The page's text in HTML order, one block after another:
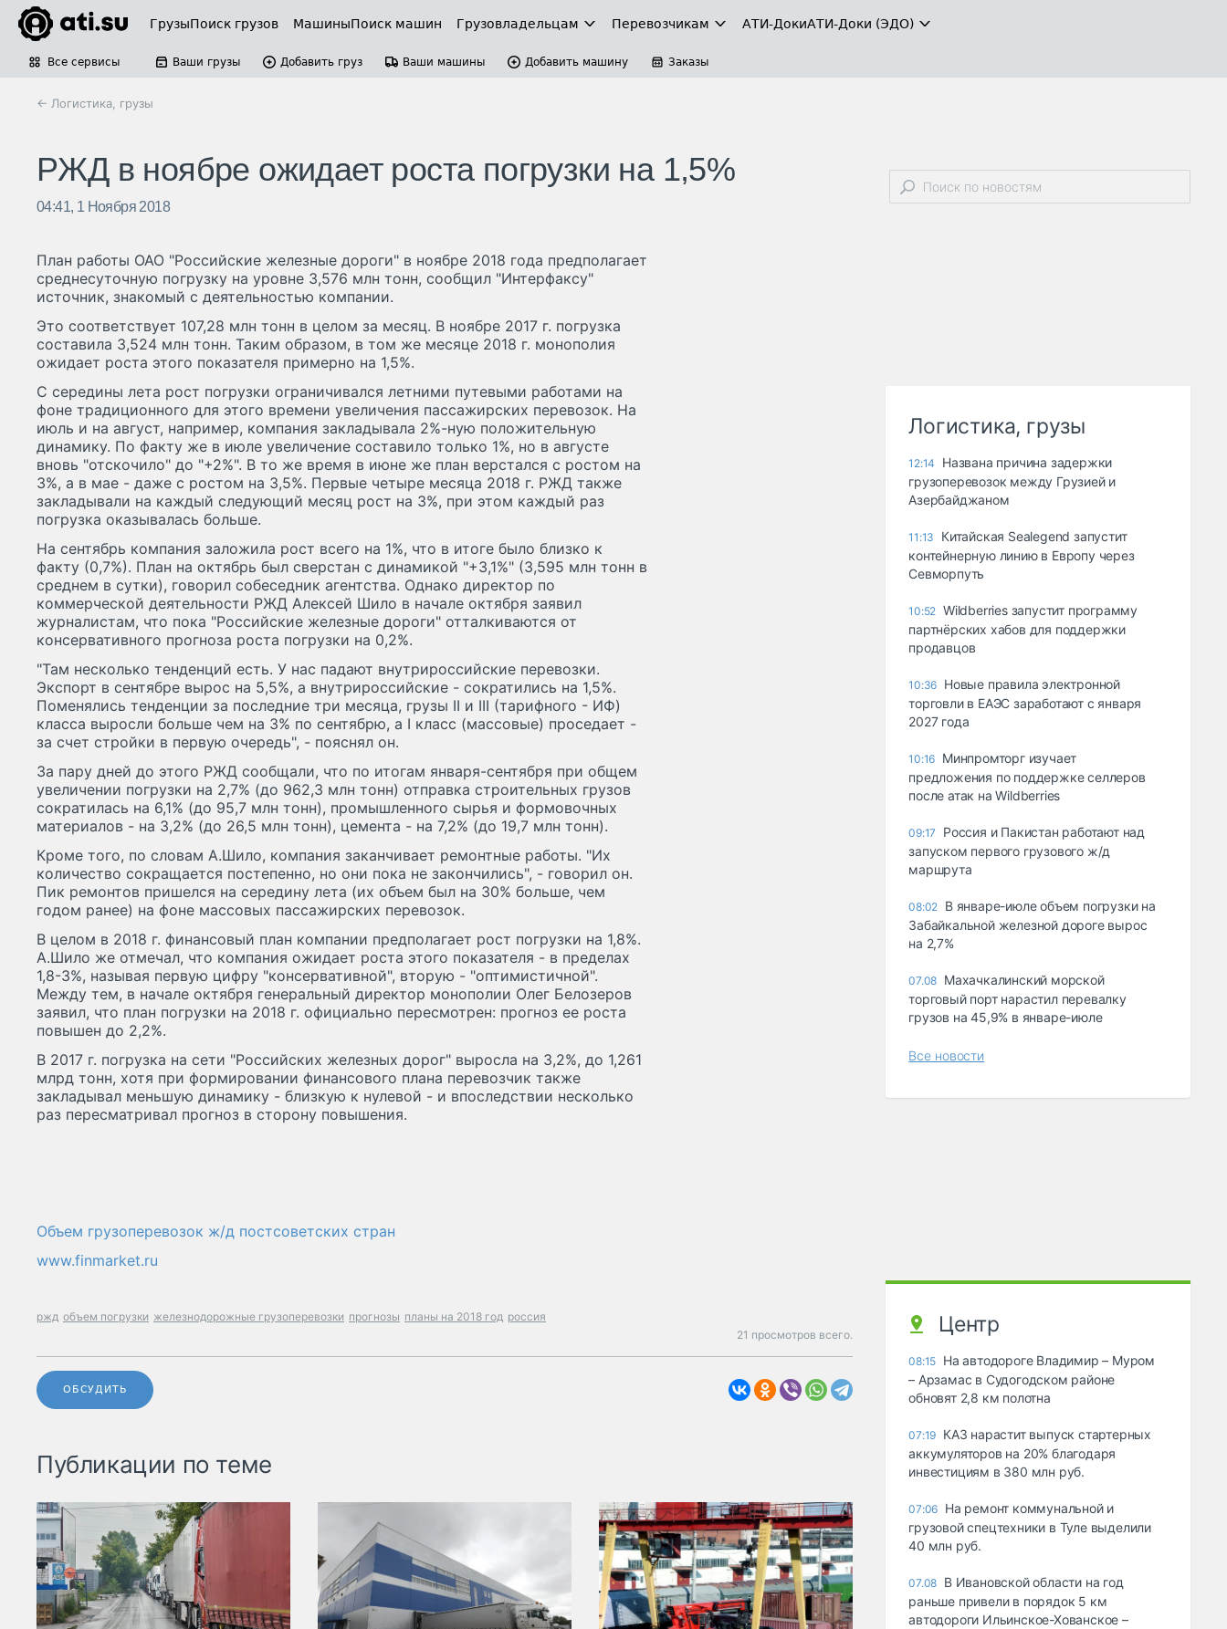
ГрузыПоиск грузов МашиныПоиск машин Грузовладельцам Перевозчикам АТИ-ДокиАТИ-Доки (ЭДО)
Все сервисы Ваши грузы Добавить груз Ваши машины Добавить машину Заказы
← Логистика, грузы
РЖД в ноябре ожидает роста погрузки на 1,5%
04:41, 1 Ноября 2018
План работы ОАО "Российские железные дороги" в ноябре 2018 года предполагает
среднесуточную погрузку на уровне 3,576 млн тонн, сообщил "Интерфаксу"
источник, знакомый с деятельностью компании.
Это соответствует 107,28 млн тонн в целом за месяц. В ноябре 2017 г. погрузка
составила 3,524 млн тонн. Таким образом, в том же месяце 2018 г. монополия
ожидает роста этого показателя примерно на 1,5%.
С середины лета рост погрузки ограничивался летними путевыми работами на
фоне традиционного для этого времени увеличения пассажирских перевозок. На
июль и на август, например, компания закладывала 2%-ную положительную
динамику. По факту же в июле увеличение составило только 1%, но в августе
вновь "отскочило" до "+2%". В то же время в июне же план верстался с ростом на
3%, а в мае - даже с ростом на 3,5%. Первые четыре месяца 2018 г. РЖД также
закладывали на каждый следующий месяц рост на 3%, при этом каждый раз
погрузка оказывалась больше.
На сентябрь компания заложила рост всего на 1%, что в итоге было близко к
факту (0,7%). План на октябрь был сверстан с динамикой "+3,1%" (3,595 млн тонн в
среднем в сутки), говорил собеседник агентства. Однако директор по
коммерческой деятельности РЖД Алексей Шило в начале октября заявил
журналистам, что пока "Российские железные дороги" отталкиваются от
консервативного прогноза роста погрузки на 0,2%.
"Там несколько тенденций есть. У нас падают внутрироссийские перевозки.
Экспорт в сентябре вырос на 5,5%, а внутрироссийские - сократились на 1,5%.
Поменялись тенденции за последние три месяца, грузы II и III (тарифного - ИФ)
класса выросли больше чем на 3% по сентябрю, а I класс (массовые) проседает -
за счет стройки в первую очередь", - пояснял он.
За пару дней до этого РЖД сообщали, что по итогам января-сентября при общем
увеличении погрузки на 2,7% (до 962,3 млн тонн) отправка строительных грузов
сократилась на 6,1% (до 95,7 млн тонн), промышленного сырья и формовочных
материалов - на 3,2% (до 26,5 млн тонн), цемента - на 7,2% (до 19,7 млн тонн).
Кроме того, по словам А.Шило, компания заканчивает ремонтные работы. "Их
количество сокращается постепенно, но они пока не закончились", - говорил он.
Пик ремонтов пришелся на середину лета (их объем был на 30% больше, чем
годом ранее) на фоне массовых пассажирских перевозок.
В целом в 2018 г. финансовый план компании предполагает рост погрузки на 1,8%.
А.Шило же отмечал, что компания ожидает роста этого показателя - в пределах
1,8-3%, называя первую цифру "консервативной", вторую - "оптимистичной".
Между тем, в начале октября генеральный директор монополии Олег Белозеров
заявил, что план погрузки на 2018 г. официально пересмотрен: прогноз ее роста
повышен до 2,2%.
В 2017 г. погрузка на сети "Российских железных дорог" выросла на 3,2%, до 1,261
млрд тонн, хотя при формировании финансового плана перевозчик также
закладывал меньшую динамику - близкую к нулевой - и впоследствии несколько
раз пересматривал прогноз в сторону повышения.
Объем грузоперевозок ж/д постсоветских стран
www.finmarket.ru
ржд объем погрузки железнодорожные грузоперевозки прогнозы планы на 2018 год россия
21 просмотров всего.
ОБСУДИТЬ
Публикации по теме
Логистика, грузы
12:14
Названа причина задержки
грузоперевозок между Грузией и
Азербайджаном
11:13
Китайская Sealegend запустит
контейнерную линию в Европу через
Севморпуть
10:52 Wildberries запустит программу
партнёрских хабов для поддержки
продавцов
10:36 Новые правила электронной
торговли в ЕАЭС заработают с января
2027 года
10:16 Минпромторг изучает
предложения по поддержке селлеров
после атак на Wildberries
09:17
Россия и Пакистан работают над
запуском первого грузового ж/д
маршрута
08:02 В январе-июле объем погрузки на
Забайкальной железной дороге вырос
на 2,7%
07.08 Махачкалинский морской
торговый порт нарастил перевалку
грузов на 45,9% в январе-июле
Все новости
Центр
08:15 На автодороге Владимир – Муром
– Арзамас в Судогодском районе
обновят 2,8 км полотна
07:19 КАЗ нарастит выпуск стартерных
аккумуляторов на 20% благодаря
инвестициям в 380 млн руб.
07:06 На ремонт коммунальной и
грузовой спецтехники в Туле выделили
40 млн руб.
07.08 В Ивановской области на год
раньше привели в порядок 5 км
автодороги Ильинское-Хованское –